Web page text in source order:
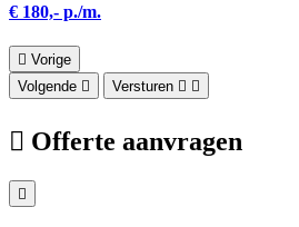
€ 180,- p./m.
Vorige
Volgende
Versturen
Offerte aanvragen